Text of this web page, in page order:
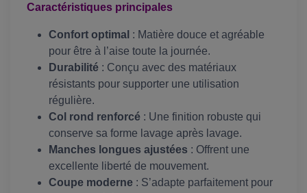
Caractéristiques principales
Confort optimal : Matière douce et agréable
pour être à l’aise toute la journée.
Durabilité : Conçu avec des matériaux
résistants pour supporter une utilisation
régulière.
Col rond renforcé : Une finition robuste qui
conserve sa forme lavage après lavage.
Manches longues ajustées : Offrent une
excellente liberté de mouvement.
Coupe moderne : S’adapte parfaitement pour